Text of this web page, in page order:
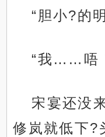
“胆小?的
“我……唔
宋宴还没
修岚就低下?